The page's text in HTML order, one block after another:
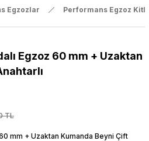
Egzozlar Performans Egzoz
Egzoz 60 mm + Uzaktan
TL
mm + Uzaktan Kumanda Beyni Çift